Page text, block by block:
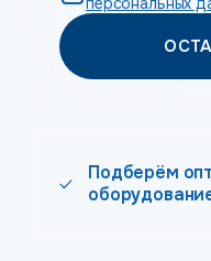
Подберём